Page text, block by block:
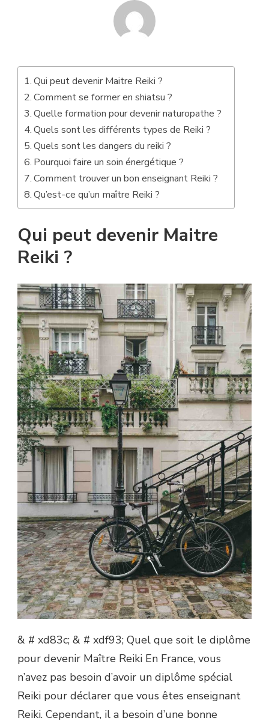
Qui peut devenir Maitre Reiki ?
Comment se former en shiatsu ?
Quelle formation pour devenir naturopathe ?
Quels sont les différents types de Reiki ?
Quels sont les dangers du reiki ?
Pourquoi faire un soin énergétique ?
Comment trouver un bon enseignant Reiki ?
Qu’est-ce qu’un maître Reiki ?
Qui peut devenir Maitre
Reiki ?
& # xd83c; & # xdf93; Quel que soit le diplôme
pour devenir Maître Reiki En France, vous
n’avez pas besoin d’avoir un diplôme spécial
Reiki pour déclarer que vous êtes enseignant
Reiki. Cependant, il a besoin d’une bonne